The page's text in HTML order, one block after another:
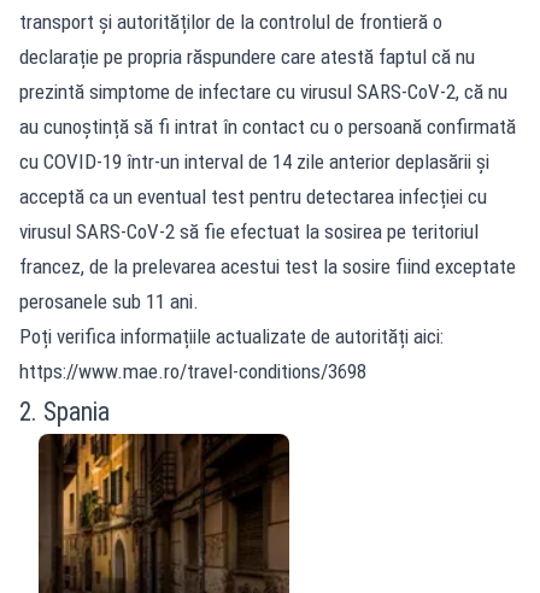
transport și autorităților de la controlul de frontieră o
declarație pe propria răspundere care atestă faptul că nu
prezintă simptome de infectare cu virusul SARS-CoV-2, că nu
au cunoștință să fi intrat în contact cu o persoană confirmată
cu COVID-19 într-un interval de 14 zile anterior deplasării și
acceptă ca un eventual test pentru detectarea infecției cu
virusul SARS-CoV-2 să fie efectuat la sosirea pe teritoriul
francez, de la prelevarea acestui test la sosire fiind exceptate
perosanele sub 11 ani.
Poți verifica informațiile actualizate de autorități aici:
https://www.mae.ro/travel-conditions/3698
2. Spania